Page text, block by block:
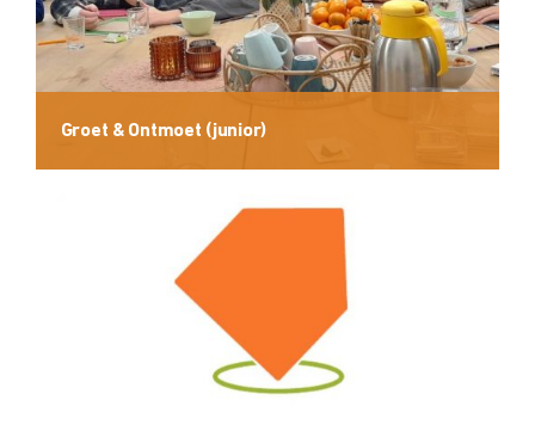
Groet & Ontmoet (junior)